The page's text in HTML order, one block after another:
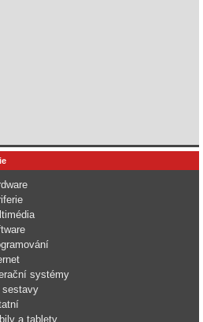
systémy
sestavy
a tablety